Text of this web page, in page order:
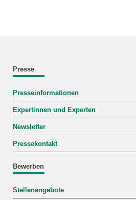
Presse
Presseinformationen
Expertinnen und Experten
Newsletter
Pressekontakt
Bewerben
Stellenangebote